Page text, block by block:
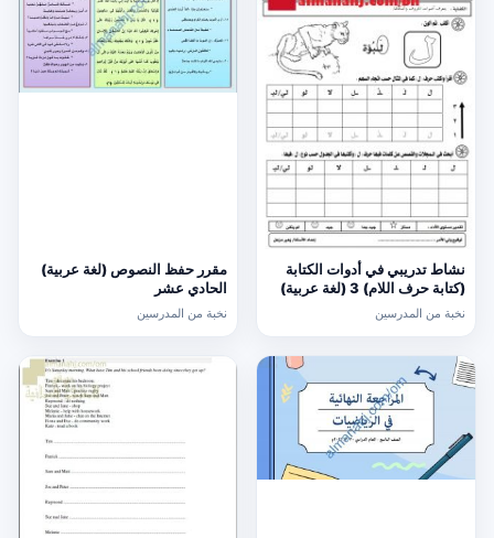
نشاط تدريبي في أدوات الكتابة
(كتابة حرف اللام) 3 (لغة عربية)
نخبة من المدرسين
مقرر حفظ النصوص (لغة عربية)
الحادي عشر
نخبة من المدرسين